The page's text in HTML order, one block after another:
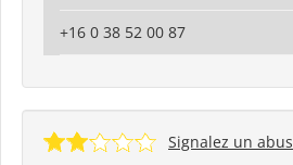
+16 0 38 52 00 87
Signalez un abus